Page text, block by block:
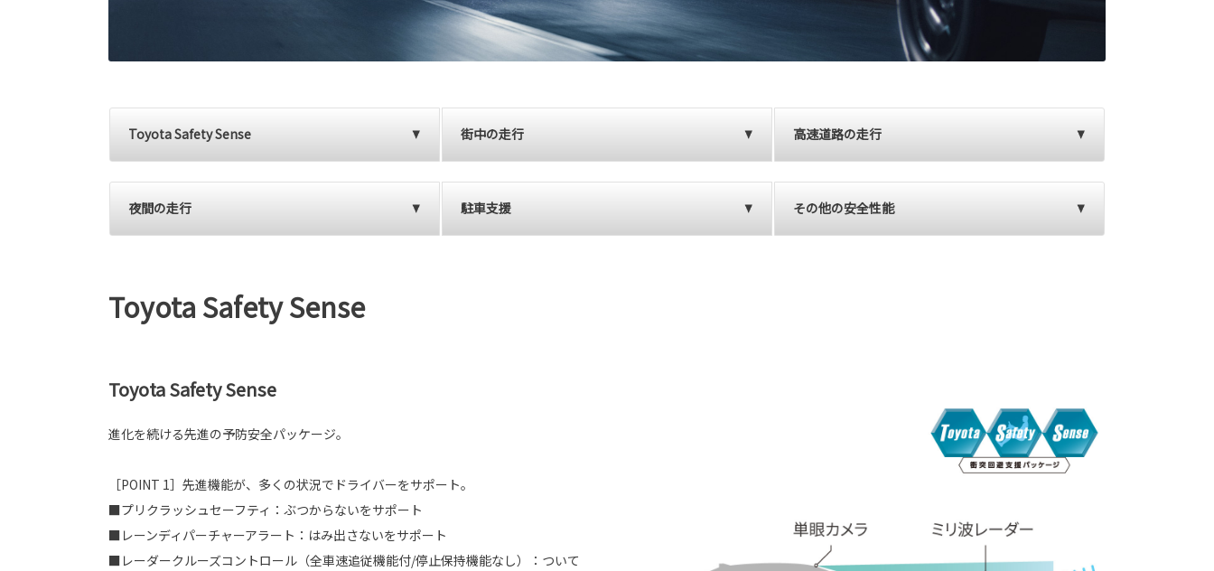
Toyota Safety Sense 街中の走行 高速道路の走行
夜間の走行 駐車支援 その他の安全性能
Toyota Safety Sense
Toyota Safety Sense
進化を続ける先進の予防安全パッケージ。
［POINT 1］先進機能が、多くの状況でドライバーをサポート。
■プリクラッシュセーフティ：ぶつからないをサポート
■レーンディパーチャーアラート：はみ出さないをサポート
■レーダークルーズコントロール（全車速追従機能付/停止保持機能なし）：ついて